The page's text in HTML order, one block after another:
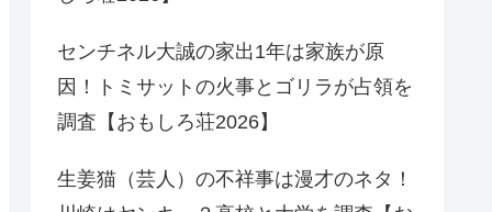
センチネル大誠の家出1年は家族が原
因！トミサットの火事とゴリラが占領を
調査【おもしろ荘2026】
生姜猫（芸人）の不祥事は漫才のネタ！